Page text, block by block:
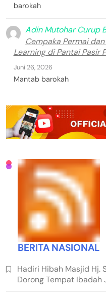
barokah
Adin Mutohar Curup
Cempaka Permai
Learning di Pantai Pasir
Juni 26, 2026
Mantab barokah
BERITA NASIONAL
Hadiri Hibah Masjid Hj.
Dorong Tempat Ibadah